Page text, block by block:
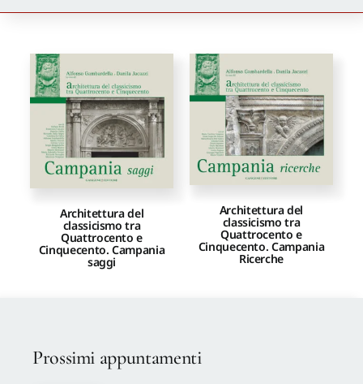
Autori
Proposte di pubblicazione
Gangemi Editore
Newsletter
Architettura del
classicismo tra
Quattrocento e
Cinquecento. Campania
saggi
Architettura del
classicismo tra
Quattrocento e
Cinquecento. Campania
Ricerche
Prossimi appuntamenti